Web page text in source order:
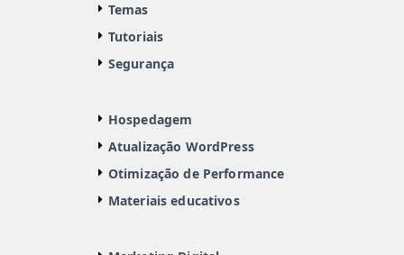
Temas
Tutoriais
Segurança
Hospedagem
Atualização WordPress
Otimização de Performance
Materiais educativos